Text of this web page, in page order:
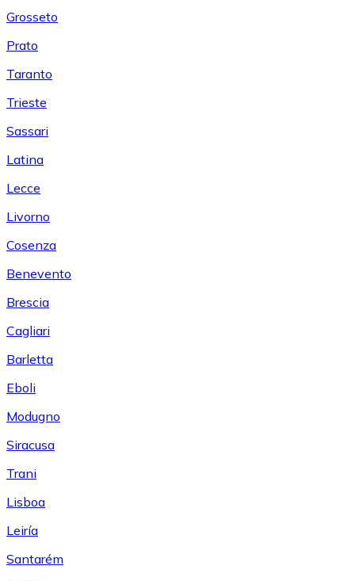
Grosseto
Prato
Taranto
Trieste
Sassari
Latina
Lecce
Livorno
Cosenza
Benevento
Brescia
Cagliari
Barletta
Eboli
Modugno
Siracusa
Trani
Lisboa
Leiría
Santarém